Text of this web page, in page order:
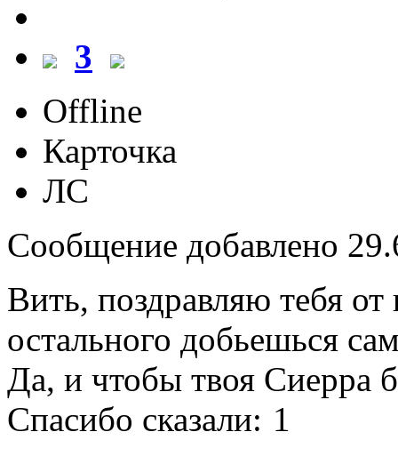
3
Offline
Карточка
ЛС
Сообщение добавлено
Вить, поздравляю тебя
остального добьешься
Да, и чтобы твоя Сиерра
Спасибо сказали: 1